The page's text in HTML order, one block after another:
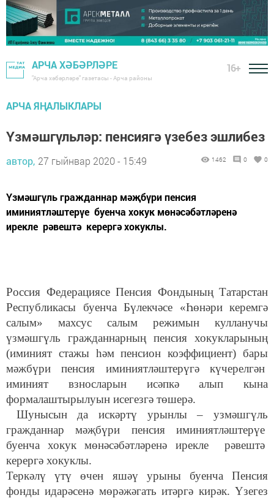
АРЧА ХӘБӘРЛӘРЕ
"Арча хәбәрләре" газетасы - Арча районы
16+
АРЧА ЯҢАЛЫКЛАРЫ
Үзмәшгүльләр: пенсиягә үзебез эшлибез
автор, 27 гыйнвар 2020 - 15:49 1462 0 0
Үзмәшгүль гражданнар мәҗбүри пенсия
иминиятләштерүе буенча хокук мөнәсәбәтләренә
ирекле рәвештә керергә хокуклы.
Россия Федерациясе Пенсия Фондының Татарстан
Республикасы буенча Бүлекчәсе «Һөнәри керемгә
салым» махсус салым режимын кулланучы
үзмәшгүль гражданнарның пенсия хокукларының
(иминият стажы һәм пенсион коэффициент) бары
мәжбүри пенсия иминиятләштерүгә күчерелгән
иминият взносларын исәпкә алып кына
формалаштырылуын исегезгә төшерә.
Шунысын да искәртү урынлы – узмәшгүль
гражданнар мәҗбүри пенсия иминиятләштерүе
буенча хокук мөнәсәбәтләренә ирекле рәвештә
керергә хокуклы.
Теркәлү үтү өчен яшәү урыны буенча Пенсия
фонды идарәсенә мөрәжәгать итәргә кирәк. Үзегез